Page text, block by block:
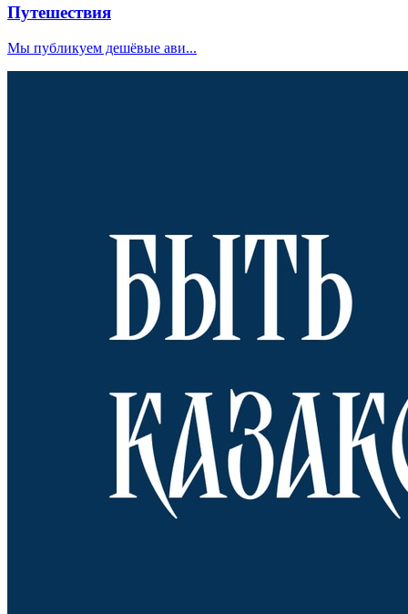
Путешествия
Мы публикуем дешёвые ави...